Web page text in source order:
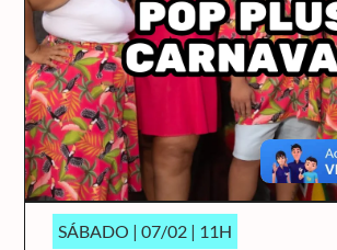
SÁBADO | 07/02 | 11H